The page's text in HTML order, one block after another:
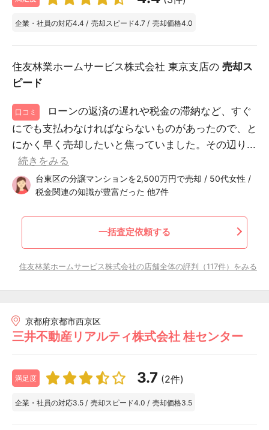
企業・社員の対応4.4 / 売却スピード4.7 / 売却価格4.0
住友林業ホームサービス株式会社 東京支店の 売却ス
ピード
口コミ
ローンの返済の遅れや税金の滞納など、すぐ
にでも支払わなければならないものがあったので、と
にかく早く売却したいと焦っていました。その辺り...
続きをみる
台東区の分譲マンションを2,500万円で売却 / 50代女性 /
税金関連の知識が豊富だった 他7件
一括査定依頼する
住友林業ホームサービス株式会社の店舗全体の評判（117件）をみる
京都府京都市西京区
三井不動産リアルティ株式会社 桂センター
満足度 3.7 (2件)
企業・社員の対応3.5 / 売却スピード4.0 / 売却価格3.5